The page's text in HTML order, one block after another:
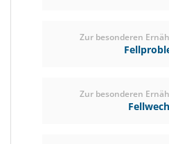
Zur besonderen
Zur besonderen